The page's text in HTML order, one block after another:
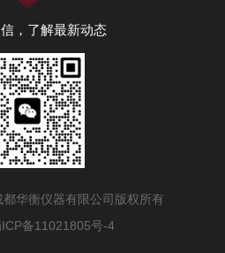
，了解最新动态
华衡仪器有限公司版权所有
备11021805号-4